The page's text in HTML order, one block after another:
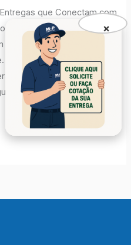
que Conectam com
do Vale do Itajaí, é
símbolo de inovação,
Conhecida como o “berço
histórica
das maiores empresas
×